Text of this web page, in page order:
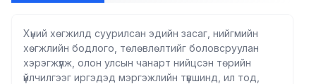
Хүний хөгжилд суурилсан эдийн засаг, нийгмийн
хөгжлийн бодлого, төлөвлөлтийг боловсруулан
хэрэгжүүлж, олон улсын чанарт нийцсэн төрийн
үйлчилгээг иргэдэд мэргэжлийн түвшинд, ил тод,